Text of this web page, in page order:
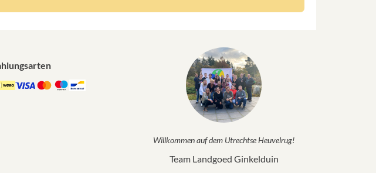
Willkommen auf dem Utrechtse Heuvelrug!
Team Landgoed Ginkelduin